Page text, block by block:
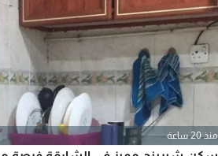
منذ 20 ساعة